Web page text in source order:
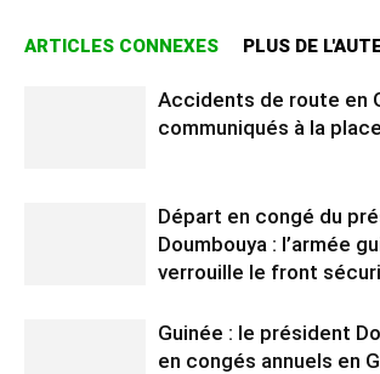
ARTICLES CONNEXES PLUS DE
Accidents de route en
communiqués à la
Départ en congé du
Doumbouya : l’armée
verrouille le front
Guinée : le président
en congés annuels en